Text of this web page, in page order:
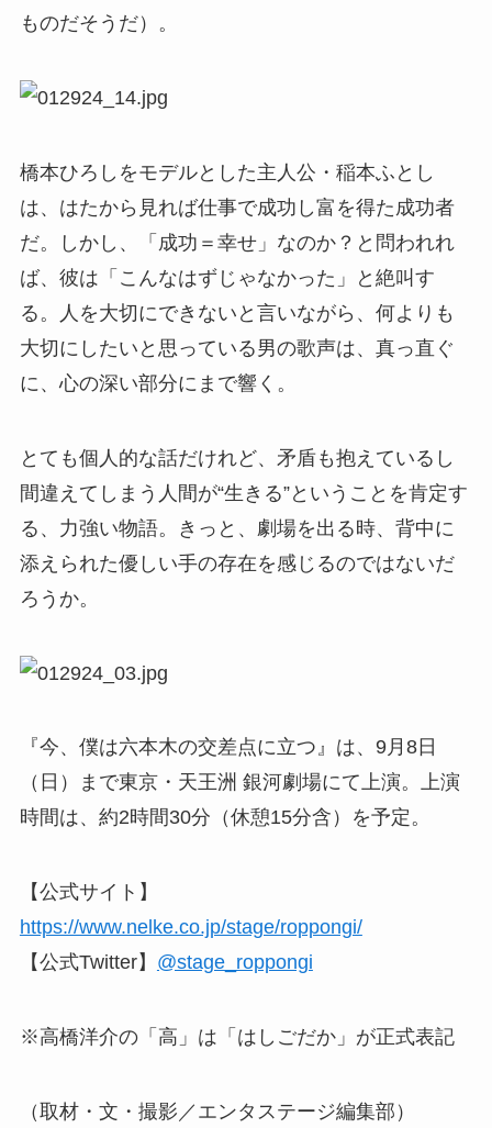
ものだそうだ）。
橋本ひろしをモデルとした主人公・稲本ふとし
は、はたから見れば仕事で成功し富を得た成功者
だ。しかし、「成功＝幸せ」なのか？と問われれ
ば、彼は「こんなはずじゃなかった」と絶叫す
る。人を大切にできないと言いながら、何よりも
大切にしたいと思っている男の歌声は、真っ直ぐ
に、心の深い部分にまで響く。
とても個人的な話だけれど、矛盾も抱えているし
間違えてしまう人間が“生きる”ということを肯定す
る、力強い物語。きっと、劇場を出る時、背中に
添えられた優しい手の存在を感じるのではないだ
ろうか。
『今、僕は六本木の交差点に立つ』は、9月8日
（日）まで東京・天王洲 銀河劇場にて上演。上演
時間は、約2時間30分（休憩15分含）を予定。
【公式サイト】
https://www.nelke.co.jp/stage/roppongi/
【公式Twitter】 @stage_roppongi
※高橋洋介の「高」は「はしごだか」が正式表記
（取材・文・撮影／エンタステージ編集部）